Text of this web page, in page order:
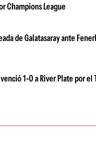
Champions League
de Galatasaray ante
1-0 a River Plate por el